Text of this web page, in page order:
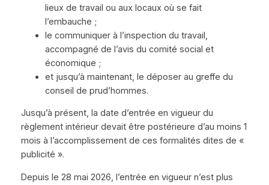
lieux de travail ou aux locaux où se fait
l’embauche ;
le communiquer à l’inspection du travail,
accompagné de l’avis du comité social et
économique ;
et jusqu’à maintenant, le déposer au greffe du
conseil de prud’hommes.
Jusqu’à présent, la date d’entrée en vigueur du
règlement intérieur devait être postérieure d’au moins 1
mois à l’accomplissement de ces formalités dites de «
publicité ».
Depuis le 28 mai 2026, l’entrée en vigueur n’est plus